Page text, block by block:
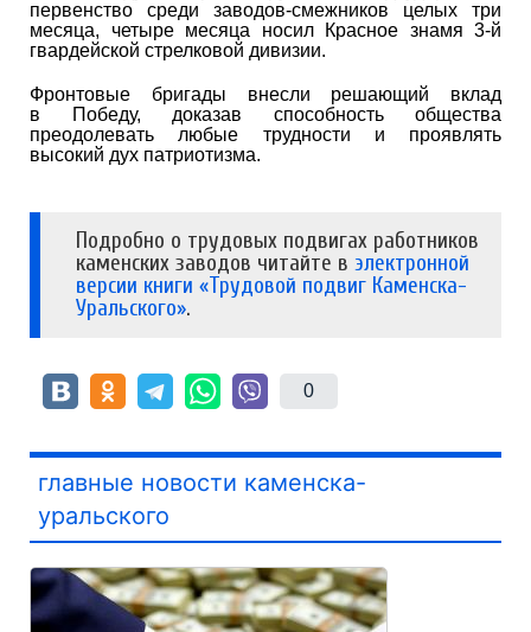
первенство среди заводов-смежников целых три
месяца, четыре месяца носил Красное знамя 3-й
гвардейской стрелковой дивизии.
Фронтовые бригады внесли решающий вклад
в Победу, доказав способность общества
преодолевать любые трудности и проявлять
высокий дух патриотизма.
Подробно о трудовых подвигах работников
каменских заводов читайте в электронной
версии книги «Трудовой подвиг Каменска-
Уральского».
0
главные новости каменска-
уральского